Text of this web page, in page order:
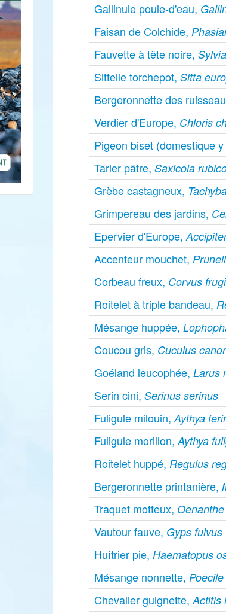
Gallinule poule-d'eau,
Faisan de Colchide,
Fauvette à tête noire,
Sittelle torchepot,Sitta
Bergeronnette des
Verdier d'Europe, Chloris
Pigeon biset (domestique
Tarier pâtre,Saxicola
Grèbe castagneux,
Grimpereau des jardins,
Epervier d'Europe,
Accenteur mouchet,
Corbeau freux, Corvus
Roitelet à triple bandeau,
Mésange huppée,
Coucou gris, Cuculus
Goéland leucophée,Larus
Serin cini,Serinus serinus
Fuligule milouin,Aythya
Fuligule morillon,Aythya
Roitelet huppé,Regulus
Bergeronnette printanière,
Traquet motteux,
Vautour fauve, Gyps fulvus
Huîtrier pie,Haematopus
Mésange nonnette,
Chevalier guignette,Actitis